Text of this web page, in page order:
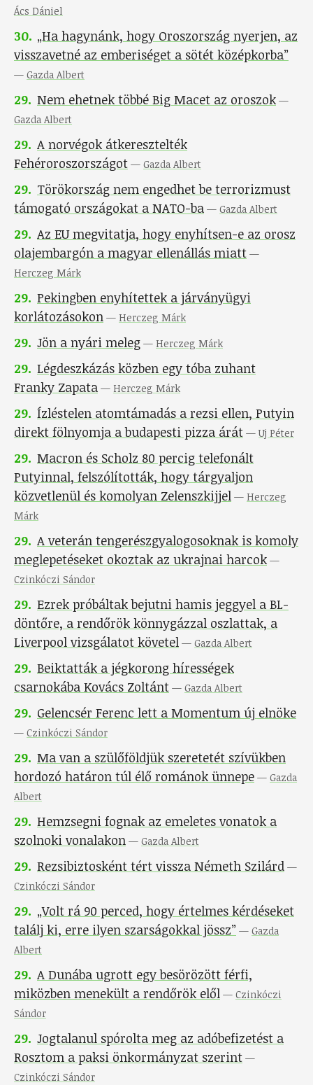
Ács Dániel
30. „Ha hagynánk, hogy Oroszország nyerjen, az
visszavetné az emberiséget a sötét középkorba”
— Gazda Albert
29. Nem ehetnek többé Big Macet az oroszok —
Gazda Albert
29. A norvégok átkeresztelték
Fehéroroszországot — Gazda Albert
29. Törökország nem engedhet be terrorizmust
támogató országokat a NATO-ba — Gazda Albert
29. Az EU megvitatja, hogy enyhítsen-e az orosz
olajembargón a magyar ellenállás miatt —
Herczeg Márk
29. Pekingben enyhítettek a járványügyi
korlátozásokon — Herczeg Márk
29. Jön a nyári meleg — Herczeg Márk
29. Légdeszkázás közben egy tóba zuhant
Franky Zapata — Herczeg Márk
29. Ízléstelen atomtámadás a rezsi ellen, Putyin
direkt fölnyomja a budapesti pizza árát — Uj Péter
29. Macron és Scholz 80 percig telefonált
Putyinnal, felszólították, hogy tárgyaljon
közvetlenül és komolyan Zelenszkijjel — Herczeg
Márk
29. A veterán tengerészgyalogosoknak is komoly
meglepetéseket okoztak az ukrajnai harcok —
Czinkóczi Sándor
29. Ezrek próbáltak bejutni hamis jeggyel a BL-
döntőre, a rendőrök könnygázzal oszlattak, a
Liverpool vizsgálatot követel — Gazda Albert
29. Beiktatták a jégkorong hírességek
csarnokába Kovács Zoltánt — Gazda Albert
29. Gelencsér Ferenc lett a Momentum új elnöke
— Czinkóczi Sándor
29. Ma van a szülőföldjük szeretetét szívükben
hordozó határon túl élő románok ünnepe — Gazda
Albert
29. Hemzsegni fognak az emeletes vonatok a
szolnoki vonalakon — Gazda Albert
29. Rezsibiztosként tért vissza Németh Szilárd —
Czinkóczi Sándor
29. „Volt rá 90 perced, hogy értelmes kérdéseket
találj ki, erre ilyen szarságokkal jössz” — Gazda
Albert
29. A Dunába ugrott egy besörözött férfi,
miközben menekült a rendőrök elől — Czinkóczi
Sándor
29. Jogtalanul spórolta meg az adóbefizetést a
Rosztom a paksi önkormányzat szerint —
Czinkóczi Sándor